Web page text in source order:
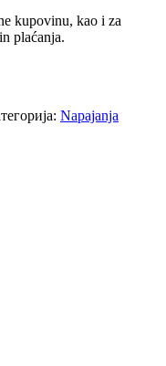
kupovinu, kao i za
plaćanja.
Napajanja